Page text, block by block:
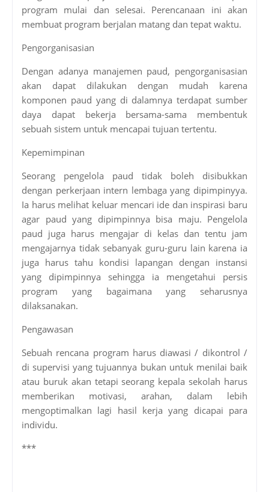
program mulai dan selesai. Perencanaan ini akan
membuat program berjalan matang dan tepat waktu.
Pengorganisasian
Dengan adanya manajemen paud, pengorganisasian
akan dapat dilakukan dengan mudah karena
komponen paud yang di dalamnya terdapat sumber
daya dapat bekerja bersama-sama membentuk
sebuah sistem untuk mencapai tujuan tertentu.
Kepemimpinan
Seorang pengelola paud tidak boleh disibukkan
dengan perkerjaan intern lembaga yang dipimpinyya.
Ia harus melihat keluar mencari ide dan inspirasi baru
agar paud yang dipimpinnya bisa maju. Pengelola
paud juga harus mengajar di kelas dan tentu jam
mengajarnya tidak sebanyak guru-guru lain karena ia
juga harus tahu kondisi lapangan dengan instansi
yang dipimpinnya sehingga ia mengetahui persis
program yang bagaimana yang seharusnya
dilaksanakan.
Pengawasan
Sebuah rencana program harus diawasi / dikontrol /
di supervisi yang tujuannya bukan untuk menilai baik
atau buruk akan tetapi seorang kepala sekolah harus
memberikan motivasi, arahan, dalam lebih
mengoptimalkan lagi hasil kerja yang dicapai para
individu.
***